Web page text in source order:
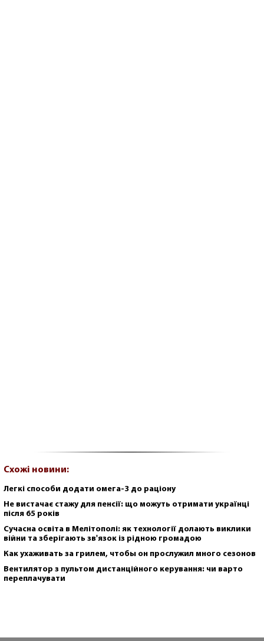
Схожі новини:
Легкі способи додати омега-3 до раціону
Не вистачає стажу для пенсії: що можуть отримати українці
після 65 років
Сучасна освіта в Мелітополі: як технології долають виклики
війни та зберігають зв'язок із рідною громадою
Как ухаживать за грилем, чтобы он прослужил много сезонов
Вентилятор з пультом дистанційного керування: чи варто
переплачувати